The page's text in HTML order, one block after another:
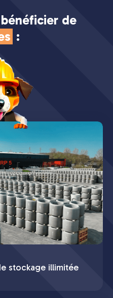
bénéficier de
:
stockage illimitée